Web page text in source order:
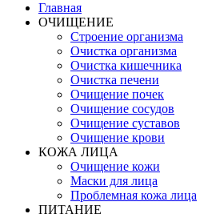
Главная
ОЧИЩЕНИЕ
Строение организма
Очистка организма
Очистка кишечника
Очистка печени
Очищение почек
Очищение сосудов
Очищение суставов
Очищение крови
КОЖА ЛИЦА
Очищение кожи
Маски для лица
Проблемная кожа лица
ПИТАНИЕ